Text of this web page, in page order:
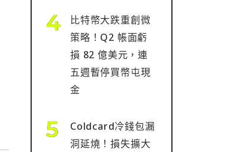
比特幣大跌重創微
策略！Q2 帳面虧
損 82 億美元，連
五週暫停買幣屯現
金
Coldcard冷錢包漏
洞延燒！損失擴大